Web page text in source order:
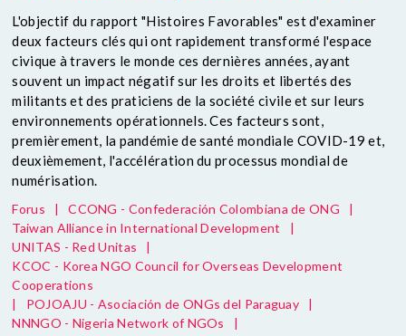
L'objectif du rapport "Histoires Favorables" est d'examiner
deux facteurs clés qui ont rapidement transformé l'espace
civique à travers le monde ces dernières années, ayant
souvent un impact négatif sur les droits et libertés des
militants et des praticiens de la société civile et sur leurs
environnements opérationnels. Ces facteurs sont,
premièrement, la pandémie de santé mondiale COVID-19 et,
deuxièmement, l'accélération du processus mondial de
numérisation.
Forus | CCONG - Confederación Colombiana de ONG
|
Taiwan Alliance in International Development
|
UNITAS - Red Unitas
|
KCOC - Korea NGO Council for Overseas Development
Cooperations
|
POJOAJU - Asociación de ONGs del Paraguay
|
NNNGO - Nigeria Network of NGOs
|